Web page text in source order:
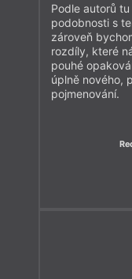
Podle autorů
podobnosti s
zároveň
rozdíly, které
pouhé
úplně nového,
pojmenování.